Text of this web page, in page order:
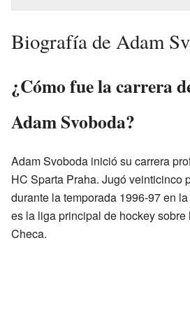
Biografía de Adam
¿Cómo fue la carrera
Adam Svoboda?
Adam Svoboda inició su carrera
HC Sparta Praha. Jugó veinticinco
durante la temporada 1996-97 en
es la liga principal de hockey
Checa.